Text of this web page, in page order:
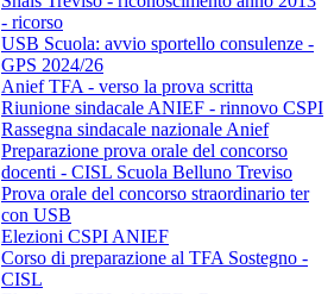
- ricorso
USB Scuola: avvio sportello consulenze -
GPS 2024/26
Anief TFA - verso la prova scritta
Riunione sindacale ANIEF - rinnovo CSPI
Rassegna sindacale nazionale Anief
Preparazione prova orale del concorso
docenti - CISL Scuola Belluno Treviso
Prova orale del concorso straordinario ter
con USB
Elezioni CSPI ANIEF
Corso di preparazione al TFA Sostegno -
CISL